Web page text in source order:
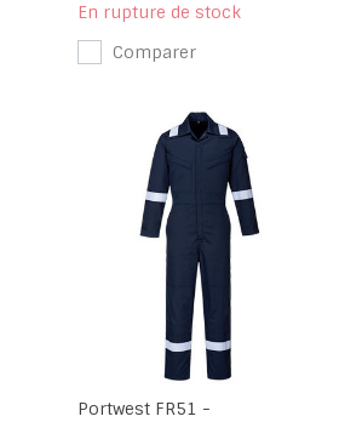
En rupture de stock
Comparer
Portwest FR51 -